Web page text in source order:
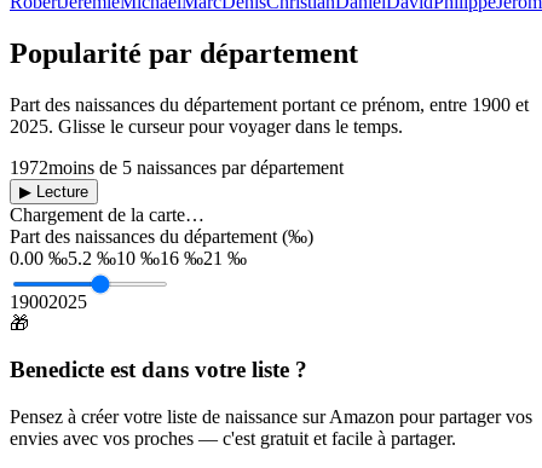
Popularité par département
Part des naissances du département portant ce prénom, entre 1900 et
2025. Glisse le curseur pour voyager dans le temps.
1972moins de 5 naissances par département
▶ Lecture
Chargement de la carte…
Part des naissances du département (‰)
0.00 ‰5.2 ‰10 ‰16 ‰21 ‰
19002025
🎁
Benedicte est dans votre liste ?
Pensez à créer votre liste de naissance sur Amazon pour partager vos
envies avec vos proches — c'est gratuit et facile à partager.